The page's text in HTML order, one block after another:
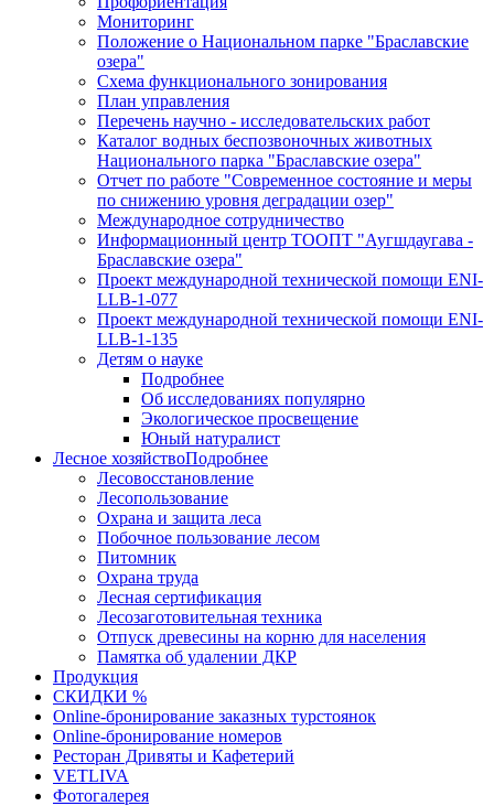
Мониторинг
Положение о Национальном парке "Браславские
озера"
Схема функционального зонирования
План управления
Перечень научно - исследовательских работ
Каталог водных беспозвоночных животных
Национального парка "Браславские озера"
Отчет по работе "Современное состояние и меры
по снижению уровня деградации озер"
Международное сотрудничество
Информационный центр ТООПТ "Аугшдаугава -
Браславские озера"
Проект международной технической помощи ENI-
LLB-1-077
Проект международной технической помощи ENI-
LLB-1-135
Детям о науке
Подробнее
Об исследованиях популярно
Экологическое просвещение
Юный натуралист
Лесное хозяйствоПодробнее
Лесовосстановление
Лесопользование
Охрана и защита леса
Побочное пользование лесом
Питомник
Охрана труда
Лесная сертификация
Лесозаготовительная техника
Отпуск древесины на корню для населения
Памятка об удалении ДКР
Продукция
СКИДКИ %
Оnline-бронирование заказных турстоянок
Оnline-бронирование номеров
Ресторан Дривяты и Кафетерий
VETLIVA
Фотогалерея